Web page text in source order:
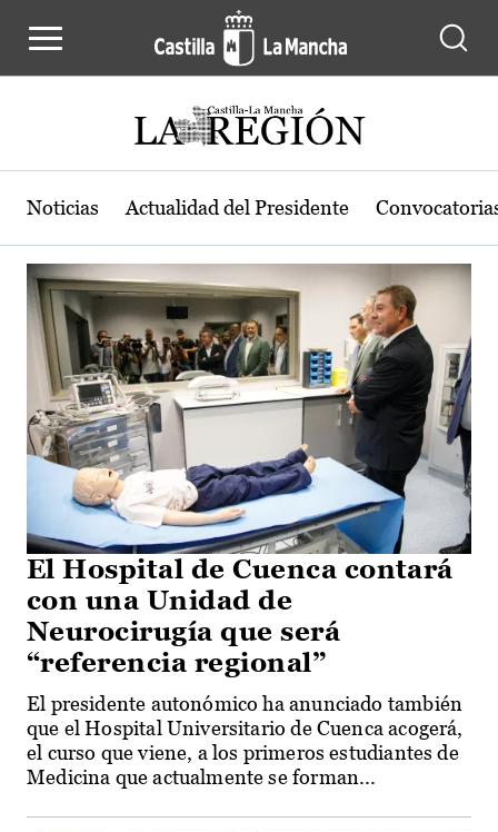
Actualidad de la región de Castilla-
Noticias Actualidad del Presidente
El Hospital de Cuenca contará
con una Unidad de
Neurocirugía que será
“referencia regional”
El presidente autonómico ha anunciado también
que el Hospital Universitario de Cuenca acogerá,
el curso que viene, a los primeros estudiantes de
Medicina que actualmente se forman...